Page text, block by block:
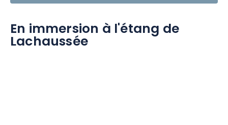
En immersion à l'étang de
Lachaussée